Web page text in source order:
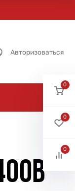
Авторизоваться
0
0
0